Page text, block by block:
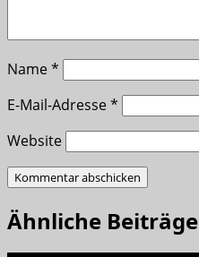
Name*
E-Mail-Adresse*
Website
Ähnliche Beiträge